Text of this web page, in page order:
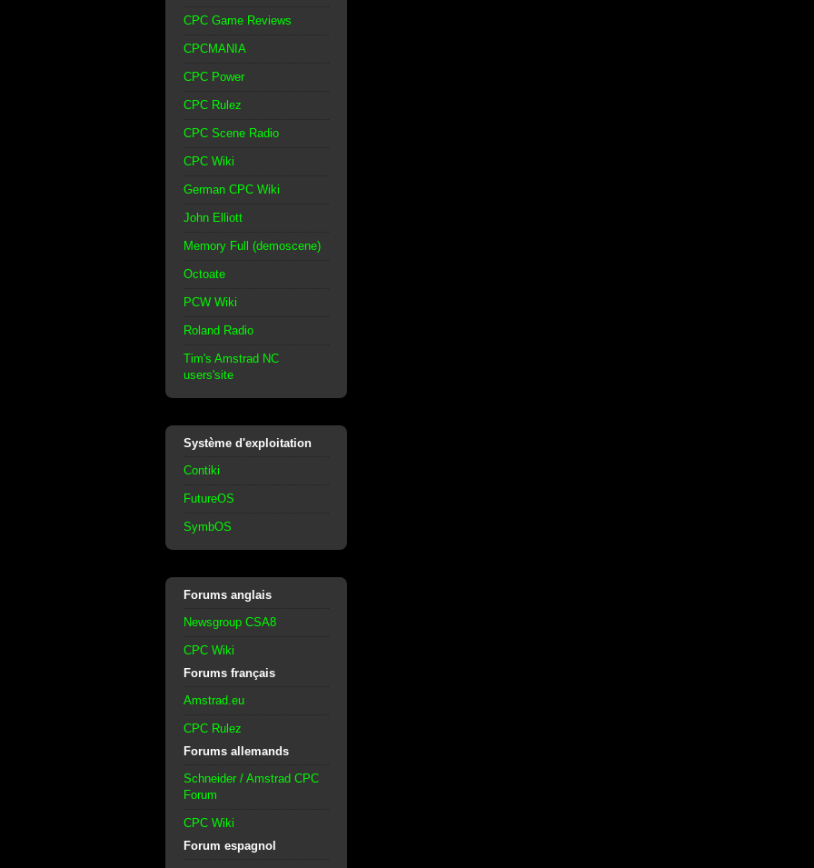
CPC Game Reviews
CPCMANIA
CPC Power
CPC Rulez
CPC Scene Radio
CPC Wiki
German CPC Wiki
John Elliott
Memory Full (demoscene)
Octoate
PCW Wiki
Roland Radio
Tim's Amstrad NC
users'site
Système d'exploitation
Contiki
FutureOS
SymbOS
Forums anglais
Newsgroup CSA8
CPC Wiki
Forums français
Amstrad.eu
CPC Rulez
Forums allemands
Schneider / Amstrad CPC
Forum
CPC Wiki
Forum espagnol